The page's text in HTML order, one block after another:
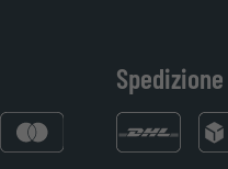
Spedizione